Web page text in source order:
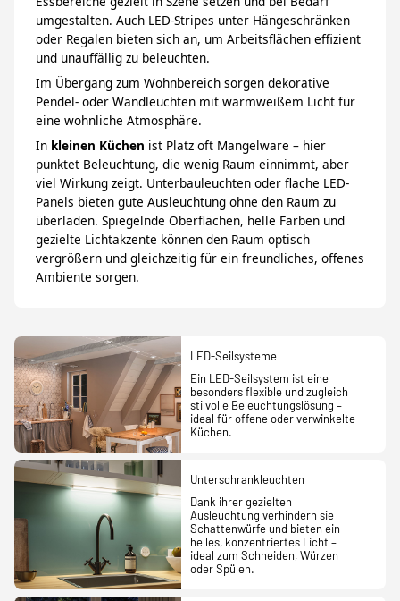
umgestalten. Auch LED-Stripes unter Hängeschränken
oder Regalen bieten sich an, um Arbeitsflächen effizient
und unauffällig zu beleuchten.
Im Übergang zum Wohnbereich sorgen dekorative
Pendel- oder Wandleuchten mit warmweißem Licht für
eine wohnliche Atmosphäre.
In kleinen Küchen ist Platz oft Mangelware – hier
punktet Beleuchtung, die wenig Raum einnimmt, aber
viel Wirkung zeigt. Unterbauleuchten oder flache LED-
Panels bieten gute Ausleuchtung ohne den Raum zu
überladen. Spiegelnde Oberflächen, helle Farben und
gezielte Lichtakzente können den Raum optisch
vergrößern und gleichzeitig für ein freundliches, offenes
Ambiente sorgen.
LED-Seilsysteme
Ein LED-Seilsystem ist eine
besonders flexible und zugleich
stilvolle Beleuchtungslösung –
ideal für offene oder verwinkelte
Küchen.
Unterschrankleuchten
Dank ihrer gezielten
Ausleuchtung verhindern sie
Schattenwürfe und bieten ein
helles, konzentriertes Licht –
ideal zum Schneiden, Würzen
oder Spülen.